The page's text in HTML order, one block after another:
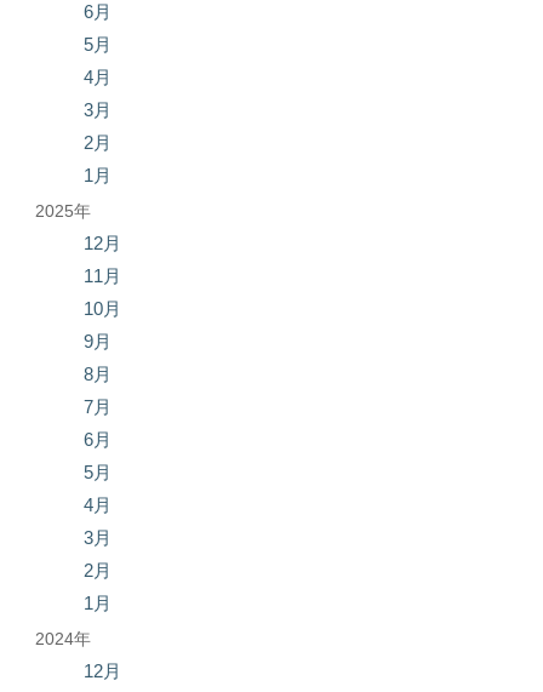
6月
5月
4月
3月
2月
1月
2025年
12月
11月
10月
9月
8月
7月
6月
5月
4月
3月
2月
1月
2024年
12月